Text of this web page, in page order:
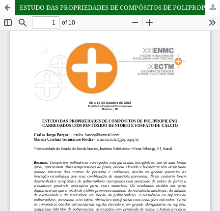
ESTUDO DAS PROPRIEDADES DE COMPÓSITOS DE POLIPROPILENO CARREGADOS COM PENTÓXIDO DE NIÓBIO E FOSFATO DE CÁLCI